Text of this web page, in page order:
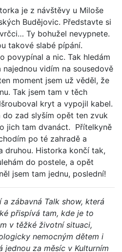
je z návštěvy u Miloše
Budějovic. Představte si
Ty bohužel nevypnete.
takové slabé pípání.
povypínal a nic. Tak hledám
vidím na sousedově
moment jsem už věděl, že
Tak jsem tam v těch
kryt a vypojil kabel.
do zad slyším opět ten zvuk
jich tam dvanáct. Přítelkyně
po té zahradě a
druhou. Historka končí tak,
do postele, a opět
jsem tam jednu, poslední!
zábavná Talk show, která
přispívá tam, kde je to
v těžké životní situaci,
nemocným dětem i
jednou za měsíc v Kulturním